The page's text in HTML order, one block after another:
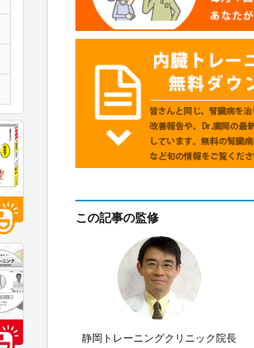
この記事の監修
静岡トレーニングクリニック院長